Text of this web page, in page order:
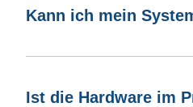
Kann ich mein
Ist die Hardware im